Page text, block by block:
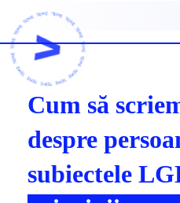
Cum să
despre
subiectele